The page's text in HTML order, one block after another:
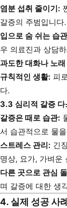
염분 섭취 줄이기:
갈증의 주범입니
입으로 숨 쉬는 습
우 의료진과 상담
과도한 대화나 노
규칙적인 생활: 피
다.
3.3 심리적 갈증 다
갈증은 때로 습관:
서 습관적으로 물
스트레스 관리: 긴
명상, 요가, 가벼운
다른 곳으로 관심
며 갈증에 대한 생
4. 실제 성공 사